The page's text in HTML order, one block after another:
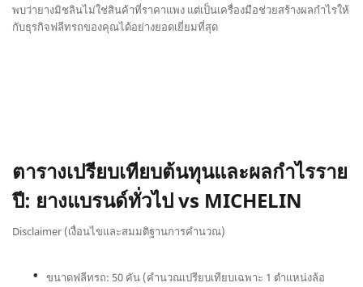
พบว่ายางมิชลินไม่ใช่สินค้าที่ราคาแพง แต่เป็นเครื่องมือช่วยสร้างผลกำไรให้
กับธุรกิจฟลีทรถของคุณได้อย่างยอดเยี่ยมที่สุด
ตารางเปรียบเทียบต้นทุนและผลกำไรราย
ปี: ยางแบรนด์ทั่วไป vs MICHELIN
Disclaimer (เงื่อนไขและสมมติฐานการคำนวณ)
ขนาดฟลีทรถ: 50 คัน (คำนวณเปรียบเทียบเฉพาะ 1 ตำแหน่งล้อ